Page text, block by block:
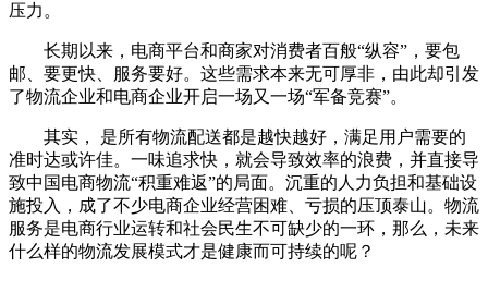
压力。
长期以来，电商平台和商家对消费者百般“纵容”，要包
邮、要更快、服务要好。这些需求本来无可厚非，由此却引发
了物流企业和电商企业开启一场又一场“军备竞赛”。
其实， 是所有物流配送都是越快越好，满足用户需要的
准时达或许佳。一味追求快，就会导致效率的浪费，并直接导
致中国电商物流“积重难返”的局面。沉重的人力负担和基础设
施投入，成了不少电商企业经营困难、亏损的压顶泰山。物流
服务是电商行业运转和社会民生不可缺少的一环，那么，未来
什么样的物流发展模式才是健康而可持续的呢？